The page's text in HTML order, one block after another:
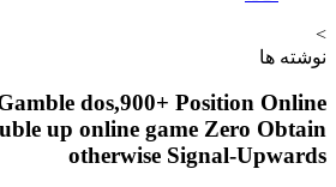
Gamble dos,900+ Position
double up online game Zero
otherwise Signal-